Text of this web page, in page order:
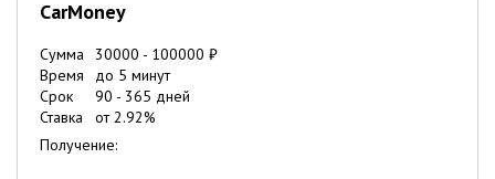
CarMoney
Сумма 30000 - 100000 ₽
Время
до 5 минут
Срок
90 - 365 дней
Ставка
от2.92%
Получение: